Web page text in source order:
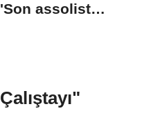
assolist